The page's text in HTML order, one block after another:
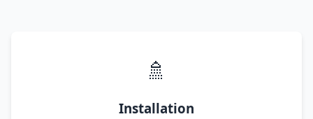
🚿
Installation